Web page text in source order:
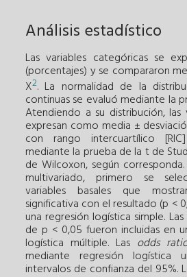
Análisis estadístico
Las variables categóricas se
(porcentajes) y se compararon
X2. La normalidad de la
continuas se evaluó mediante la
Atendiendo a su distribución, las
expresan como media ±
con rango intercuartílico
mediante la prueba de la t de
de Wilcoxon, según
multivariado, primero se
variables basales que
significativa con el resultado (p <
una regresión logística simple.
de p < 0,05 fueron incluidas en
logística múltiple. Las odds
mediante regresión logística
intervalos de confianza del 95%.